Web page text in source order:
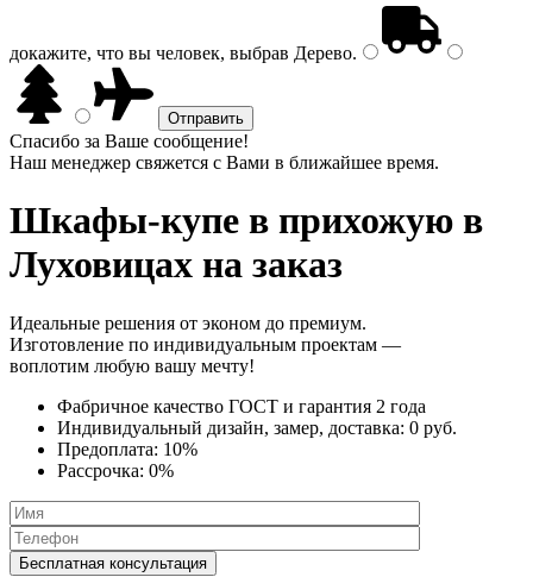
докажите, что вы человек, выбрав Дерево.
Спасибо за Ваше сообщение!
Наш менеджер свяжется с Вами в ближайшее время.
Шкафы-купе в прихожую в
Луховицах на заказ
Идеальные решения от эконом до премиум.
Изготовление по индивидуальным проектам —
воплотим любую вашу мечту!
Фабричное качество ГОСТ и гарантия 2 года
Индивидуальный дизайн, замер, доставка: 0 руб.
Предоплата: 10%
Рассрочка: 0%